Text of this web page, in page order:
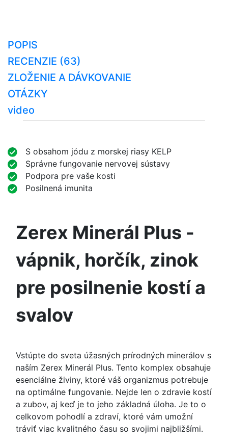
POPIS
RECENZIE (63)
ZLOŽENIE A DÁVKOVANIE
OTÁZKY
video
S obsahom jódu z morskej riasy KELP
Správne fungovanie nervovej sústavy
Podpora pre vaše kosti
Posilnená imunita
Zerex Minerál Plus -
vápnik, horčík, zinok
pre posilnenie kostí a
svalov
Vstúpte do sveta úžasných prírodných minerálov s
naším Zerex Minerál Plus. Tento komplex obsahuje
esenciálne živiny, ktoré váš organizmus potrebuje
na optimálne fungovanie. Nejde len o zdravie kostí
a zubov, aj keď je to jeho základná úloha. Je to o
celkovom pohodlí a zdraví, ktoré vám umožní
tráviť viac kvalitného času so svojimi najbližšími.